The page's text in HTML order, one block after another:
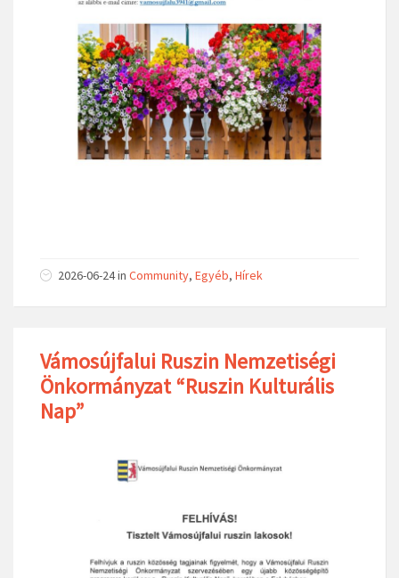
2026-06-24in Community, Egyéb, Hírek
Vámosújfalui Ruszin Nemzetiségi
Önkormányzat “Ruszin Kulturális
Nap”